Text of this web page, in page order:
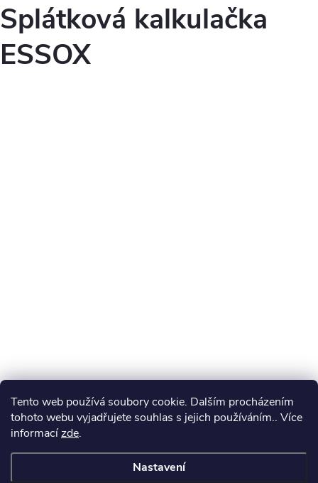
Tento web používá soubory cookie. Dalším procházením
tohoto webu vyjadřujete souhlas s jejich používáním.. Více
informacízde.
Nastavení
Splátková kalkulačka
ESSOX